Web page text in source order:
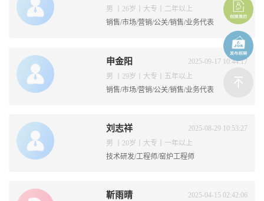
男 丨26岁丨大专丨二年以上
销售/市场/营销/公关/销售/业务代表
申金阳
2025-09-17 10:44:17
男 丨29岁丨大专丨五年以上
销售/市场/营销/公关/销售/业务代表
刘志祥
2025-08-29 10:53:27
男 丨20岁丨大专丨一年以上
技术研发/工程师/窑炉工程师
靳雨晴
2025-04-15 02:42:06